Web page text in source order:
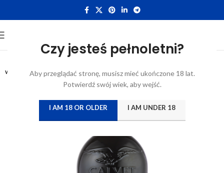
Czy jesteś pełnoletni?
Aby przeglądać stronę, musisz mieć ukończone 18 lat.
Potwierdź swój wiek, aby wejść.
I AM 18 OR OLDER I AM UNDER 18
WYTRAWNE